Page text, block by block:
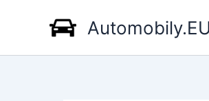
Automobily.EU